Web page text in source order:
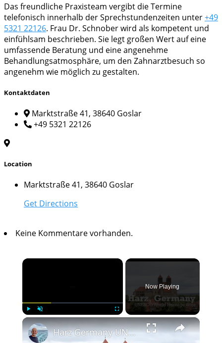
Das freundliche Praxisteam vergibt die Termine
telefonisch innerhalb der Sprechstundenzeiten unter+49
5321 22126. Frau Dr. Schnober wird als kompetent und
einfühlsam beschrieben. Sie legt großen Wert auf eine
umfassende Beratung und eine angenehme
Behandlungsatmosphäre, um den Zahnarztbesuch so
angenehm wie möglich zu gestalten.
Kontaktdaten
Marktstraße 41, 38640 Goslar
+49 5321 22126
Location
Marktstraße 41, 38640 Goslar
Get Directions
Keine Kommentare vorhanden.
×
Now Playing
×
Harz Germany UNESCO World Hertitage Sites Highlights Vlog